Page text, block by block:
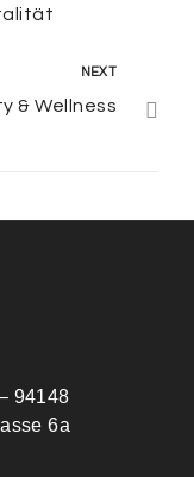
NEXT
& Wellness
94148
6a